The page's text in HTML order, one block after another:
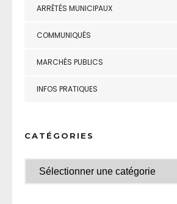
ARRÊTÉS MUNICIPAUX
COMMUNIQUÉS
MARCHÉS PUBLICS
INFOS PRATIQUES
CATÉGORIES